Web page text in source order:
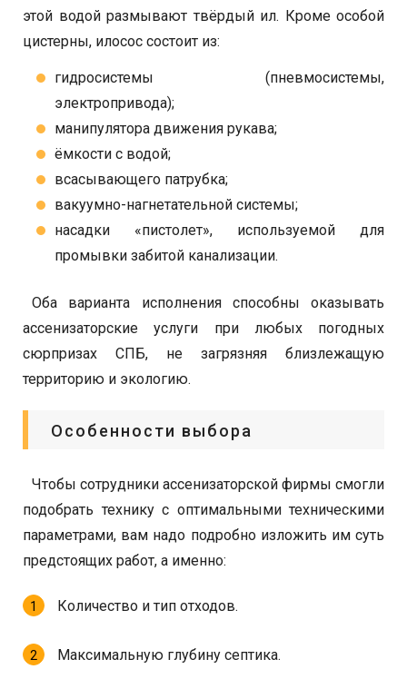
этой водой размывают твёрдый ил. Кроме особой
цистерны, илосос состоит из:
гидросистемы (пневмосистемы,
электропривода);
манипулятора движения рукава;
ёмкости с водой;
всасывающего патрубка;
вакуумно-нагнетательной системы;
насадки «пистолет», используемой для
промывки забитой канализации.
Оба варианта исполнения способны оказывать
ассенизаторские услуги при любых погодных
сюрпризах СПБ, не загрязняя близлежащую
территорию и экологию.
Особенности выбора
Чтобы сотрудники ассенизаторской фирмы смогли
подобрать технику с оптимальными техническими
параметрами, вам надо подробно изложить им суть
предстоящих работ, а именно:
Количество и тип отходов.
Максимальную глубину септика.